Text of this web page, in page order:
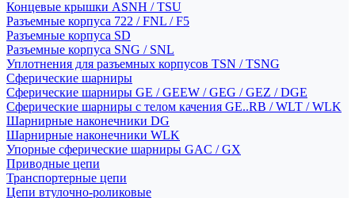
Концевые крышки ASNH / TSU
Разъемные корпуса 722 / FNL / F5
Разъемные корпуса SD
Разъемные корпуса SNG / SNL
Уплотнения для разъемных корпусов TSN / TSNG
Сферические шарниры
Сферические шарниры GE / GEEW / GEG / GEZ / DGE
Сферические шарниры с телом качения GE..RB / WLT / WLK
Шарнирные наконечники DG
Шарнирные наконечники WLK
Упорные сферические шарниры GAC / GX
Приводные цепи
Транспортерные цепи
Цепи втулочно-роликовые